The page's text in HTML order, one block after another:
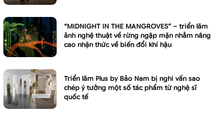
“MIDNIGHT IN THE MANGROVES” – triển lãm
ảnh nghệ thuật về rừng ngập mặn nhằm nâng
cao nhận thức về biến đổi khí hậu
Triển lãm Plus by Bảo Nam bị nghi vấn sao
chép ý tưởng một số tác phẩm từ nghệ sĩ
quốc tế